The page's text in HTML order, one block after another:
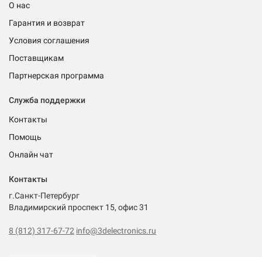
О нас
Гарантия и возврат
Условия соглашения
Поставщикам
Партнерская программа
Служба поддержки
Контакты
Помощь
Онлайн чат
Контакты
г.Санкт-Петербург
Владимирский проспект 15, офис 31
8 (812) 317-67-72 info@3delectronics.ru